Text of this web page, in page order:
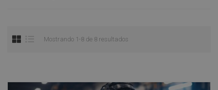
Mostrando 1-8 de 8 resultados